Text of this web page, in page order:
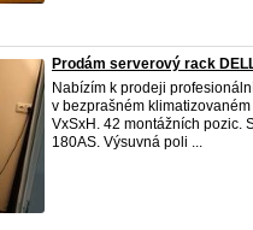
Prodám serverový rack
Nabízím k prodeji
v bezprašném
VxSxH. 42 montážních pozic.
180AS. Výsuvná poli ...